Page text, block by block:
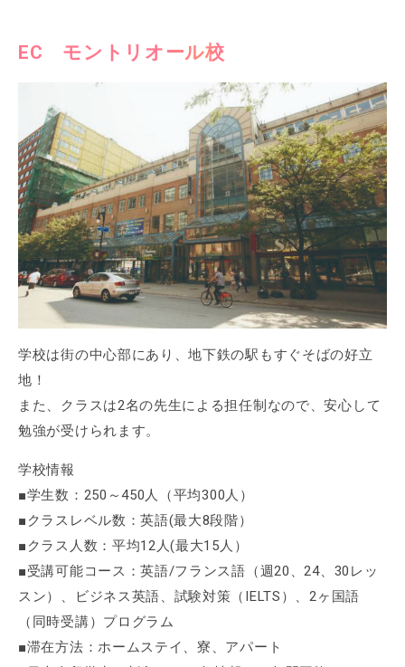
EC モントリオール校
学校は街の中心部にあり、地下鉄の駅もすぐそばの好立
地！
また、クラスは2名の先生による担任制なので、安心して
勉強が受けられます。
学校情報
■学生数：250～450人（平均300人）
■クラスレベル数：英語(最大8段階）
■クラス人数：平均12人(最大15人）
■受講可能コース：英語/フランス語（週20、24、30レッ
スン）、ビジネス英語、試験対策（IELTS）、2ヶ国語
（同時受講）プログラム
■滞在方法：ホームステイ、寮、アパート